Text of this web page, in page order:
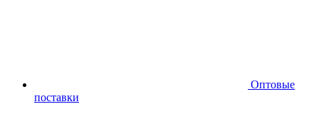
Оптовые
поставки